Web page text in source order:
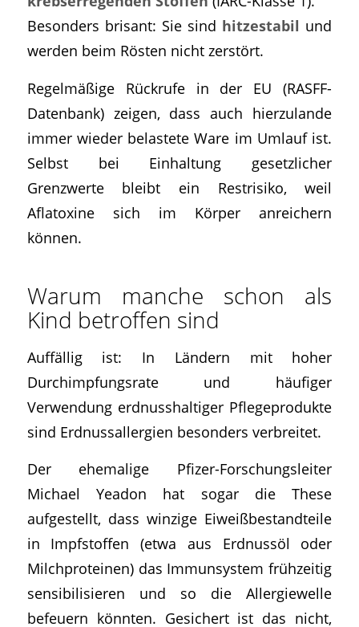
Besonders brisant: Sie sind hitzestabil und
werden beim Rösten nicht zerstört.
Regelmäßige Rückrufe in der EU (RASFF-
Datenbank) zeigen, dass auch hierzulande
immer wieder belastete Ware im Umlauf ist.
Selbst bei Einhaltung gesetzlicher
Grenzwerte bleibt ein Restrisiko, weil
Aflatoxine sich im Körper anreichern
können.
Warum manche schon als
Kind betroffen sind
Auffällig ist: In Ländern mit hoher
Durchimpfungsrate und häufiger
Verwendung erdnusshaltiger Pflegeprodukte
sind Erdnussallergien besonders verbreitet.
Der ehemalige Pfizer-Forschungsleiter
Michael Yeadon hat sogar die These
aufgestellt, dass winzige Eiweißbestandteile
in Impfstoffen (etwa aus Erdnussöl oder
Milchproteinen) das Immunsystem frühzeitig
sensibilisieren und so die Allergiewelle
befeuern könnten. Gesichert ist das nicht,